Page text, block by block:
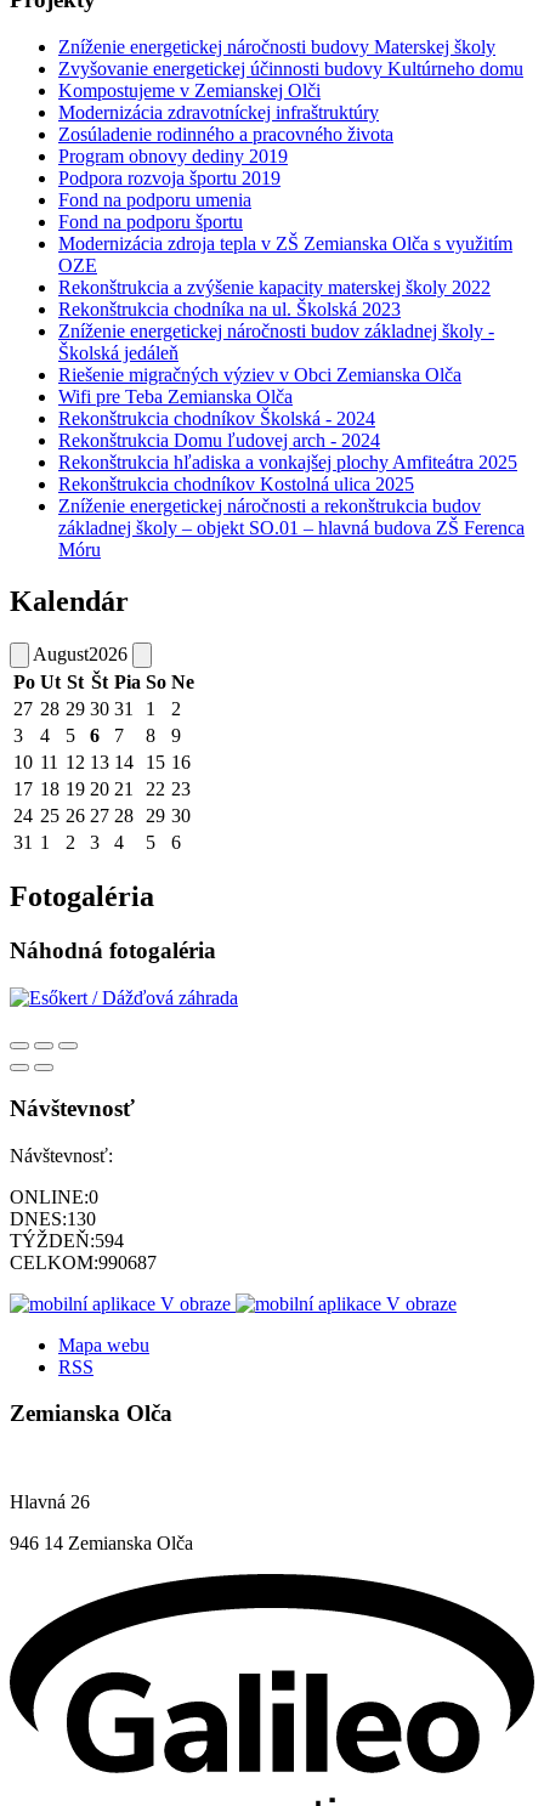
Zníženie energetickej náročnosti budovy Materskej školy
Zvyšovanie energetickej účinnosti budovy Kultúrneho domu
Kompostujeme v Zemianskej Olči
Modernizácia zdravotníckej infraštruktúry
Zosúladenie rodinného a pracovného života
Program obnovy dediny 2019
Podpora rozvoja športu 2019
Fond na podporu umenia
Fond na podporu športu
Modernizácia zdroja tepla v ZŠ Zemianska Olča s využitím
OZE
Rekonštrukcia a zvýšenie kapacity materskej školy 2022
Rekonštrukcia chodníka na ul. Školská 2023
Zníženie energetickej náročnosti budov základnej školy -
Školská jedáleň
Riešenie migračných výziev v Obci Zemianska Olča
Wifi pre Teba Zemianska Olča
Rekonštrukcia chodníkov Školská - 2024
Rekonštrukcia Domu ľudovej arch - 2024
Rekonštrukcia hľadiska a vonkajšej plochy Amfiteátra 2025
Rekonštrukcia chodníkov Kostolná ulica 2025
Zníženie energetickej náročnosti a rekonštrukcia budov
základnej školy – objekt SO.01 – hlavná budova ZŠ Ferenca
Móru
Kalendár
August2026
Po Ut St Št Pia So Ne
27 28 29 30 31 1
2
3
4 5 6 7 8
9
10 11 12 13 14 15 16
17 18 19 20 21 22 23
24 25 26 27 28 29 30
31 1 2 3 4 5 6
Fotogaléria
Náhodná fotogaléria
Návštevnosť
Návštevnosť:
ONLINE:0
DNES:130
TÝŽDEŇ:594
CELKOM:990687
Mapa webu
RSS
Zemianska Olča
Hlavná 26
946 14 Zemianska Olča